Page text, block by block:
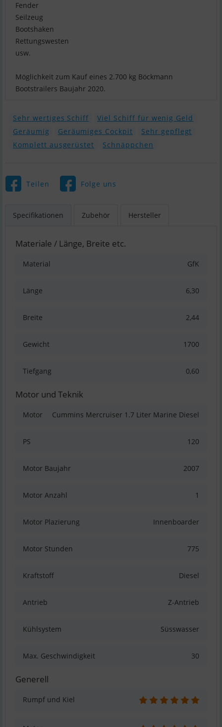
Fender
Seilzeug
Bootshaken
Rettungswesten
usw.
Möglichkeit zum Kauf eines 2.700 kg Böckmann
Bootstrailers Baujahr 2020.
Sehr wertiges Schiff
Viel Schiff für wenig Geld
Geräumig
Geräumiges Cockpit
Sehr gepflegt
Komplett ausgerüstet
Schnäppchen
Teilen Folge uns
Specifikationen Zubehör Hersteller
Materiale / Länge, Breite etc.
Material GfK
Länge 6,30
Breite 2,44
Gewicht 1700
Tiefgang 0,60
Motor und Teknik
Motor Cummins Mercruiser 1.7 Liter Marine Diesel
PS 120
Motor Baujahr 2007
Motor Anzahl 1
Motor Plazierung Innenboarder
Motor Stunden 775
Kraftstoff Diesel
Antrieb Z-Antrieb
Kühlsystem Süsswasser
Max. Geschwindigkeit 30
Generell
Rumpf und Kiel